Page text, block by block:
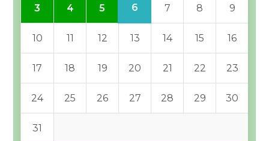
3 4 5 6 7 8 9
10 11 12 13 14 15 16
17 18 19 20 21 22 23
24 25 26 27 28 29 30
31